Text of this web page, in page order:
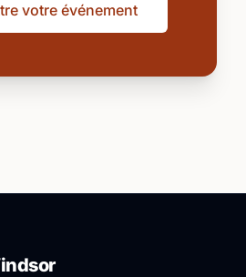
votre événement